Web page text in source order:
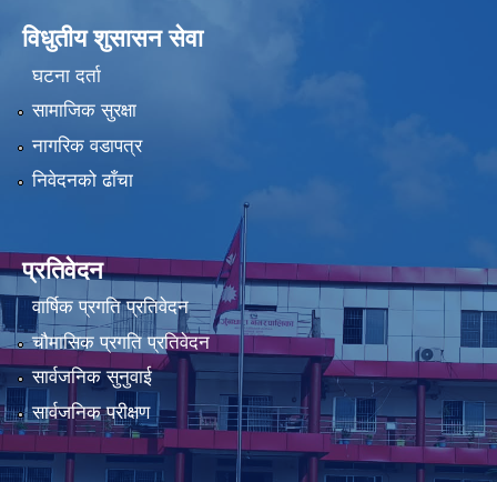
विधुतीय शुसासन सेवा
घटना दर्ता
सामाजिक सुरक्षा
नागरिक वडापत्र
निवेदनको ढाँचा
प्रतिवेदन
वार्षिक प्रगति प्रतिवेदन
चौमासिक प्रगति प्रतिवेदन
सार्वजनिक सुनुवाई
सार्वजनिक परीक्षण